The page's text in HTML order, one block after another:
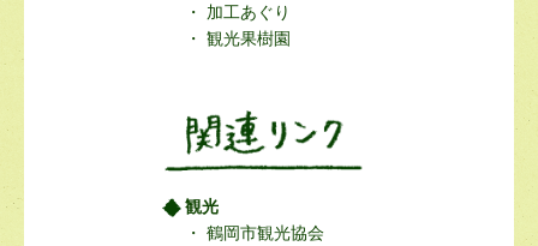
加工あぐり
観光果樹園
観光
鶴岡市観光協会